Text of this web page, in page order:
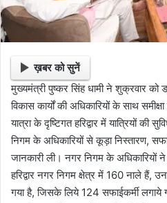
ख़बर को सुनें
मुख्यमंत्री पुष्कर सिंह धामी ने शुक्रवार को
विकास कार्यों की अधिकारियों के साथ
यात्रा के दृष्टिगत हरिद्वार में यात्रियों की
निगम के अधिकारियों से कूड़ा निस्तारण,
जानकारी ली। नगर निगम के अधिकारियों
हरिद्वार नगर निगम क्षेत्र में 160 नाले हैं,
गया है, जिसके लिये 124 सफाईकर्मी